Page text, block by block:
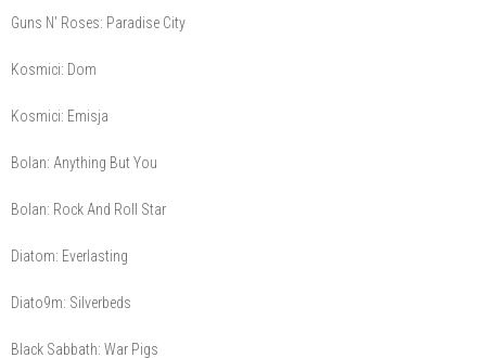
Guns N' Roses: Paradise City
Kosmici: Dom
Kosmici: Emisja
Bolan: Anything But You
Bolan: Rock And Roll Star
Diatom: Everlasting
Diato9m: Silverbeds
Black Sabbath: War Pigs